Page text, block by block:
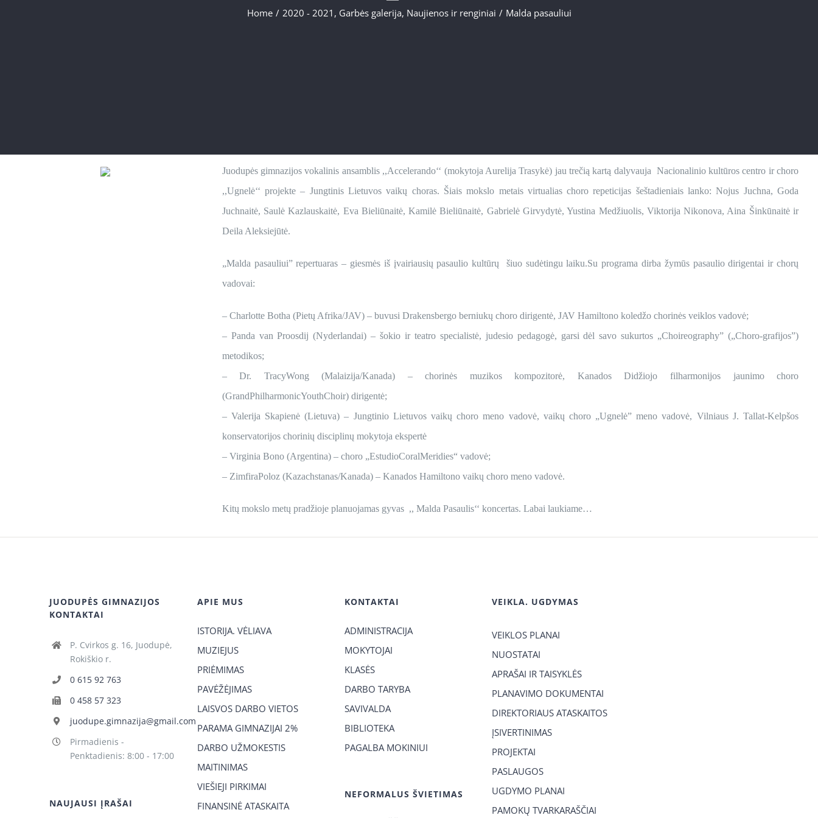
Home / 2020 - 2021 , Garbės galerija, Naujienos ir renginiai / Malda pasauliui
Juodupės gimnazijos vokalinis ansamblis ,,Accelerando‘‘ (mokytoja Aurelija Trasykė) jau trečią kartą dalyvauja Nacionalinio kultūros centro ir choro
,,Ugnelė‘‘ projekte – Jungtinis Lietuvos vaikų choras. Šiais mokslo metais virtualias choro repeticijas šeštadieniais lanko: Nojus Juchna, Goda
Juchnaitė, Saulė Kazlauskaitė, Eva Bieliūnaitė, Kamilė Bieliūnaitė, Gabrielė Girvydytė, Yustina Medžiuolis, Viktorija Nikonova, Aina Šinkūnaitė ir
Deila Aleksiejūtė.
„Malda pasauliui” repertuaras – giesmės iš įvairiausių pasaulio kultūrų šiuo sudėtingu laiku.Su programa dirba žymūs pasaulio dirigentai ir chorų
vadovai:
– Charlotte Botha (Pietų Afrika/JAV) – buvusi Drakensbergo berniukų choro dirigentė, JAV Hamiltono koledžo chorinės veiklos vadovė;
– Panda van Proosdij (Nyderlandai) – šokio ir teatro specialistė, judesio pedagogė, garsi dėl savo sukurtos „Choireography” („Choro-grafijos”)
metodikos;
– Dr. TracyWong (Malaizija/Kanada) – chorinės muzikos kompozitorė, Kanados Didžiojo filharmonijos jaunimo choro
(GrandPhilharmonicYouthChoir) dirigentė;
– Valerija Skapienė (Lietuva) – Jungtinio Lietuvos vaikų choro meno vadovė, vaikų choro „Ugnelė” meno vadovė, Vilniaus J. Tallat-Kelpšos
konservatorijos chorinių disciplinų mokytoja ekspertė
– Virginia Bono (Argentina) – choro „EstudioCoralMeridies“ vadovė;
– ZimfiraPoloz (Kazachstanas/Kanada) – Kanados Hamiltono vaikų choro meno vadovė.
Kitų mokslo metų pradžioje planuojamas gyvas ,, Malda Pasaulis‘‘ koncertas. Labai laukiame…
JUODUPĖS GIMNAZIJOS
KONTAKTAI
P. Cvirkos g. 16, Juodupė,
Rokiškio r.
0 615 92 763
0 458 57 323
juodupe.gimnazija@gmail.com
Pirmadienis -
Penktadienis: 8:00 - 17:00
NAUJAUSI ĮRAŠAI
APIE MUS
ISTORIJA. VĖLIAVA
MUZIEJUS
PRIĖMIMAS
PAVĖŽĖJIMAS
LAISVOS DARBO VIETOS
PARAMA GIMNAZIJAI 2%
DARBO UŽMOKESTIS
MAITINIMAS
VIEŠIEJI PIRKIMAI
FINANSINĖ ATASKAITA
KONTAKTAI
ADMINISTRACIJA
MOKYTOJAI
KLASĖS
DARBO TARYBA
SAVIVALDA
BIBLIOTEKA
PAGALBA MOKINIUI
NEFORMALUS ŠVIETIMAS
VEIKLA. UGDYMAS
VEIKLOS PLANAI
NUOSTATAI
APRAŠAI IR TAISYKLĖS
PLANAVIMO DOKUMENTAI
DIREKTORIAUS ATASKAITOS
ĮSIVERTINIMAS
PROJEKTAI
PASLAUGOS
UGDYMO PLANAI
PAMOKŲ TVARKARAŠČIAI